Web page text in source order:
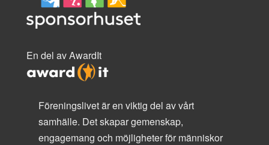
En del av AwardIt
Föreningslivet är en viktig del av vårt
samhälle. Det skapar gemenskap,
engagemang och möjligheter för människor